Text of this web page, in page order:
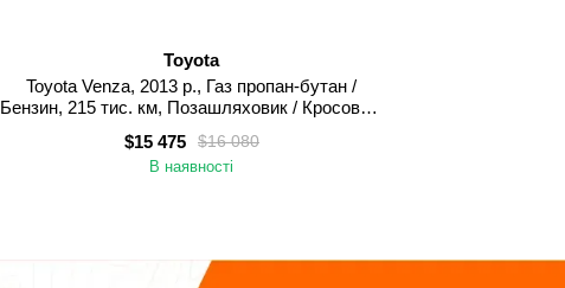
Toyota
Toyota Venza, 2013 р., Газ пропан-бутан /
Бензин, 215 тис. км, Позашляховик / Кросовер,
$16 080
$15 475
В наявності